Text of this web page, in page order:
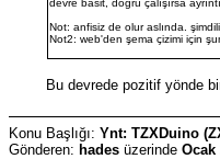
devre basit, doğru çalışırsa
Not: anfisiz de olur aslında.
Not2: web'den şema çizimi için
Bu devrede pozitif yönde
Konu Başlığı: Ynt: TZXDuino
Gönderen: hades üzerinde Ocak